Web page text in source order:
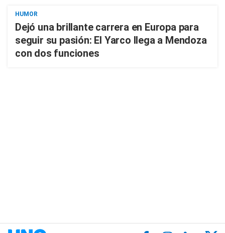
HUMOR
Dejó una brillante carrera en Europa para
seguir su pasión: El Yarco llega a Mendoza
con dos funciones